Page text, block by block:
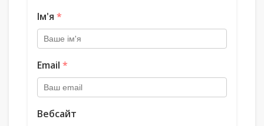
Ім'я *
Email *
Вебсайт